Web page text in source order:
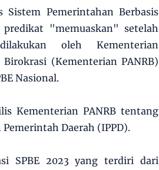
Pemerintahan Berbasis
"memuaskan" setelah
oleh Kementerian
(Kementerian PANRB)
Nasional.
Kementerian PANRB tentang
Pemerintah Daerah (IPPD).
SPBE 2023 yang terdiri dari